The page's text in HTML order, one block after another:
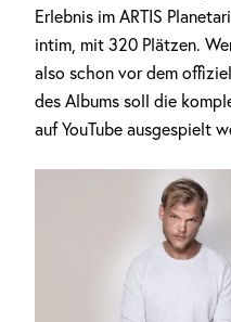
Erlebnis im ARTIS
intim, mit 320 Plätzen.
also schon vor dem
des Albums soll die
auf YouTube ausgespielt